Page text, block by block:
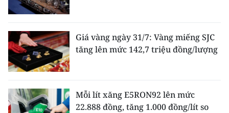
Giá vàng ngày 31/7: Vàng miếng SJC
tăng lên mức 142,7 triệu đồng/lượng
Mỗi lít xăng E5RON92 lên mức
22.888 đồng, tăng 1.000 đồng/lít so